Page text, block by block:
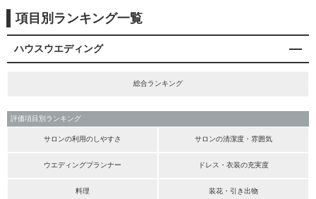
項目別ランキング一覧
ハウスウエディング
総合ランキング
評価項目別ランキング
サロンの利用のしやすさ サロンの清潔度・雰囲気
ウエディングプランナー ドレス・衣装の充実度
料理 装花・引き出物